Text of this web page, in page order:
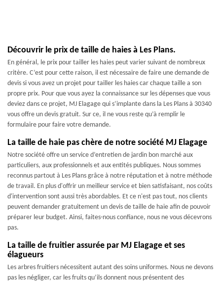
Découvrir le prix de taille de haies à Les Plans.
En général, le prix pour tailler les haies peut varier suivant de nombreux
critère. C’est pour cette raison, il est nécessaire de faire une demande de
devis si vous avez un projet pour tailler les haies car chaque taille a son
propre prix. Pour que vous ayez la connaissance sur les dépenses que vous
deviez dans ce projet, MJ Elagage qui s’implante dans la Les Plans à 30340
vous offre un devis gratuit. Sur ce, il ne vous reste qu’à remplir le
formulaire pour faire votre demande.
La taille de haie pas chère de notre société MJ Elagage
Notre société offre un service d’entretien de jardin bon marché aux
particuliers, aux professionnels et aux entités publiques. Nous sommes
reconnus partout à Les Plans grâce à notre réputation et à notre méthode
de travail. En plus d'offrir un meilleur service et bien satisfaisant, nos coûts
d'intervention sont aussi très abordables. Et ce n'est pas tout, nos clients
peuvent demander gratuitement un devis de taille de haie afin de pouvoir
préparer leur budget. Ainsi, faites-nous confiance, nous ne vous décevrons
pas.
La taille de fruitier assurée par MJ Elagage et ses
élagueurs
Les arbres fruitiers nécessitent autant des soins uniformes. Nous ne devons
pas les négliger, car les fruits qu’ils donnent nous présentent des